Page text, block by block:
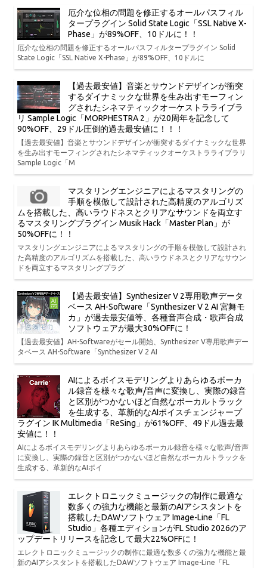
厄介な位相の問題を修正するオールパスフィル
タープラグイン Solid State Logic「SSL Native X-
Phase」が89%OFF、10ドルに！！
厄介な位相の問題を修正するオールパスフィルタープラグイン Solid
State Logic「SSL Native X-Phase」が89%OFF、10ドルに
【過去最安値】音楽とサウンドデザインが衝突
するダイナミックな世界を生み出すモーフィン
グされたシネマティックオーケストラライブラ
リ Sample Logic「MORPHESTRA 2」が20周年を記念して
90%OFF、29ドル圧倒的過去最安値に！！！
【過去最安値】音楽とサウンドデザインが衝突するダイナミックな世界
を生み出すモーフィングされたシネマティックオーケストラライブラリ
Sample Logic「M
マスタリングエンジニアによるマスタリングの
手順を模倣して設計された高精度のアルゴリズ
ムを搭載した、高いラウドネスとクリアなサウンドを両立す
るマスタリングプラグイン Musik Hack「Master Plan」が
50%OFFに！！
マスタリングエンジニアによるマスタリングの手順を模倣して設計され
た高精度のアルゴリズムを搭載した、高いラウドネスとクリアなサウン
ドを両立するマスタリングプラグ
【過去最安値】Synthesizer V 2専用歌声データ
ベース AH-Software「Synthesizer V 2 AI 宮舞モ
カ」が過去最安値等、各種音声合成・歌声合成
ソフトウェアが最大30%OFFに！
【過去最安値】AH-Softwareがセール開始、Synthesizer V専用歌声デー
タベース AH-Software「Synthesizer V 2 AI
AIによるボイスモデリングよりあらゆるボーカ
ル録音を様々な歌声/音声に変換し、実際の録音
と区別がつかないほど自然なボーカルトラック
を生成する、革新的なAIボイスチェンジャープ
ラグイン IK Multimedia「ReSing」が61%OFF、49ドル過去最
安値に！！
AIによるボイスモデリングよりあらゆるボーカル録音を様々な歌声/音声
に変換し、実際の録音と区別がつかないほど自然なボーカルトラックを
生成する、革新的なAIボイ
エレクトロニックミュージックの制作に最適な
数多くの強力な機能と最新のAIアシスタントを
搭載したDAWソフトウェア Image-Line「FL
Studio」各種エディションがFL Studio 2026のア
ップデートリリースを記念して最大22%OFFに！
エレクトロニックミュージックの制作に最適な数多くの強力な機能と最
新のAIアシスタントを搭載したDAWソフトウェア Image-Line「FL